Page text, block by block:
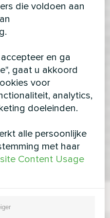
die voldoen aan
en ga
gaat u akkoord
voor
analytics,
doeleinden.
alle persoonlijke
met haar
Content Usage